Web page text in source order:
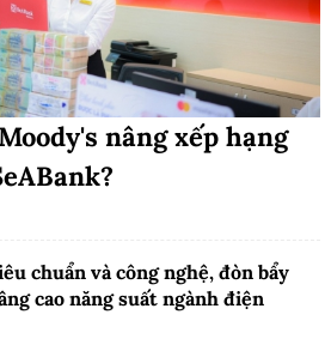
nâng xếp hạng
chuẩn và công nghệ, đòn bẩy
cao năng suất ngành điện